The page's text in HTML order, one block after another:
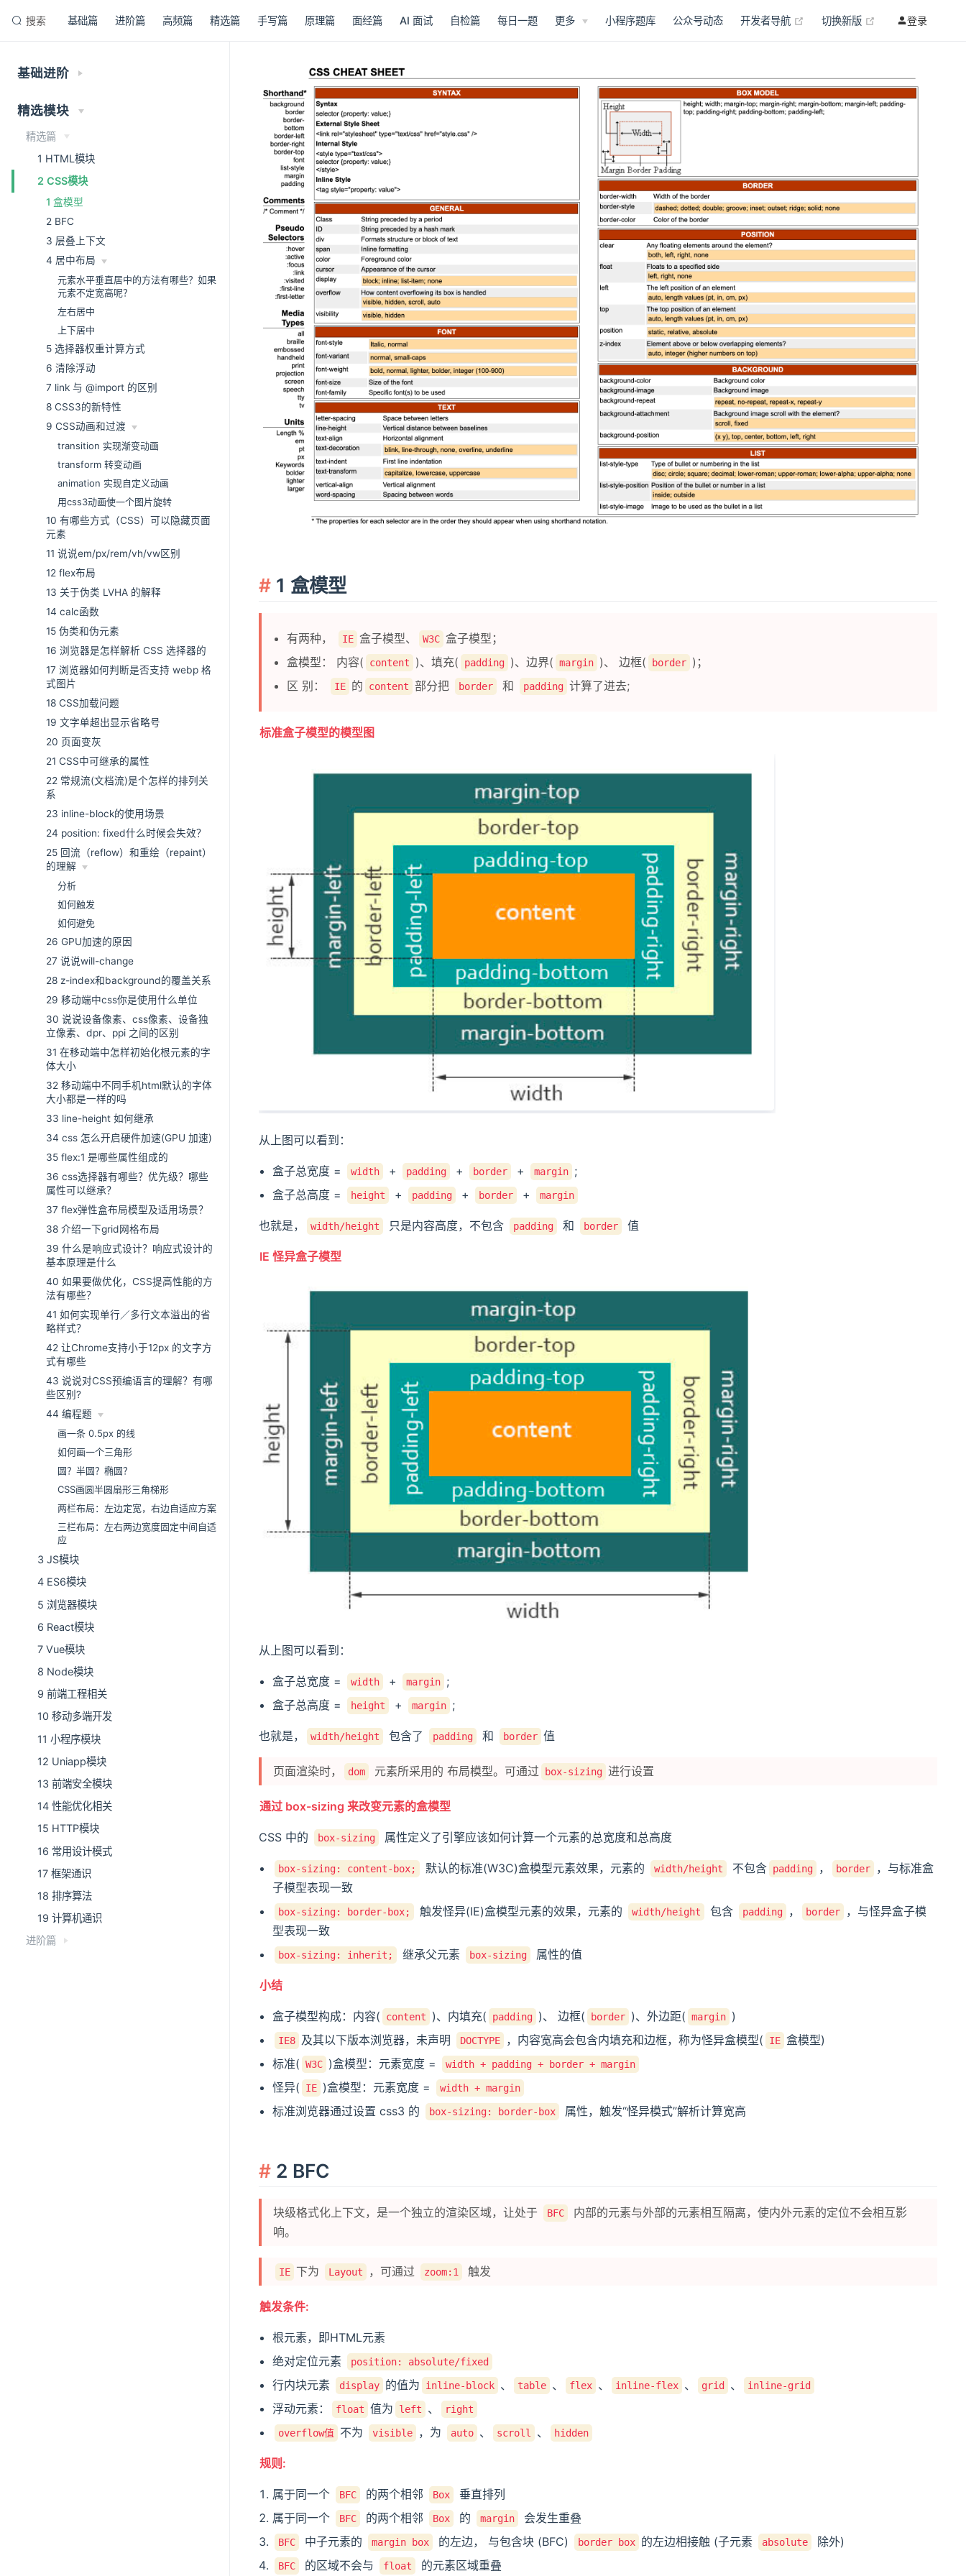
搜索 基础篇 进阶篇 高频篇 精选篇 手写篇 原理篇 面经篇 AI 面试 自检篇 每日一题 更多 小程序题库 公众号动态 开发者导航 (opens new window)
切换新版 (opens new
登录
基础进阶
精选模块
精选篇
1 HTML模块
2 CSS模块
1 盒模型
2 BFC
3 层叠上下文
4 居中布局
元素水平垂直居中的方法有哪些？如果
元素不定宽高呢？
左右居中
上下居中
5 选择器权重计算方式
6 清除浮动
7 link 与 @import 的区别
8 CSS3的新特性
9 CSS动画和过渡
transition 实现渐变动画
transform 转变动画
animation 实现自定义动画
用css3动画使一个图片旋转
10 有哪些方式（CSS）可以隐藏页面
元素
11 说说em/px/rem/vh/vw区别
12 flex布局
13 关于伪类 LVHA 的解释
14 calc函数
15 伪类和伪元素
16 浏览器是怎样解析 CSS 选择器的
17 浏览器如何判断是否支持 webp 格
式图片
18 CSS加载问题
19 文字单超出显示省略号
20 页面变灰
21 CSS中可继承的属性
22 常规流(文档流)是个怎样的排列关
系
23 inline-block的使用场景
24 position: fixed什么时候会失效？
25 回流（reflow）和重绘（repaint）
的理解
分析
如何触发
如何避免
26 GPU加速的原因
27 说说will-change
28 z-index和background的覆盖关系
29 移动端中css你是使用什么单位
30 说说设备像素、css像素、设备独
立像素、dpr、ppi 之间的区别
31 在移动端中怎样初始化根元素的字
体大小
32 移动端中不同手机html默认的字体
大小都是一样的吗
33 line-height 如何继承
34 css 怎么开启硬件加速(GPU 加速)
35 flex:1 是哪些属性组成的
36 css选择器有哪些？优先级？哪些
属性可以继承？
37 flex弹性盒布局模型及适用场景？
38 介绍一下grid网格布局
39 什么是响应式设计？响应式设计的
基本原理是什么
40 如果要做优化，CSS提高性能的方
法有哪些？
41 如何实现单行／多行文本溢出的省
略样式？
42 让Chrome支持小于12px 的文字方
式有哪些
43 说说对CSS预编语言的理解？有哪
些区别?
44 编程题
画一条 0.5px 的线
如何画一个三角形
圆？半圆？椭圆？
CSS画圆半圆扇形三角梯形
两栏布局：左边定宽，右边自适应方案
三栏布局：左右两边宽度固定中间自适
应
3 JS模块
4 ES6模块
5 浏览器模块
6 React模块
7 Vue模块
8 Node模块
9 前端工程相关
10 移动多端开发
11 小程序模块
12 Uniapp模块
13 前端安全模块
14 性能优化相关
15 HTTP模块
16 常用设计模式
17 框架通识
18 排序算法
19 计算机通识
进阶篇
1 盒模型
有两种， IE 盒子模型、 W3C 盒子模型；
盒模型： 内容(
content )、填充( padding )、边界( margin )、 边框( border )；
区 别：
IE 的 content 部分把 border 和 padding 计算了进去;
标准盒子模型的模型图
从上图可以看到：
盒子总宽度 = width + padding + border + margin ;
盒子总高度 =
height + padding + border + margin
也就是， width/height 只是内容高度，不包含 padding 和 border 值
IE 怪异盒子模型
从上图可以看到：
盒子总宽度 = width + margin ;
盒子总高度 =
height + margin ;
也就是， width/height 包含了 padding 和 border 值
页面渲染时， dom 元素所采用的 布局模型。可通过 box-sizing 进行设置
通过 box-sizing 来改变元素的盒模型
CSS 中的 box-sizing 属性定义了引擎应该如何计算一个元素的总宽度和总高度
box-sizing: content-box; 默认的标准(W3C)盒模型元素效果，元素的 width/height 不包含 padding ， border
，与标准盒
子模型表现一致
box-sizing: border-box; 触发怪异(IE)盒模型元素的效果，元素的 width/height 包含 padding ， border
，与怪异盒子模
型表现一致
box-sizing: inherit; 继承父元素 box-sizing 属性的值
小结
盒子模型构成：内容( content )、内填充( padding )、 边框( border )、外边距( margin )
IE8 及其以下版本浏览器，未声明 DOCTYPE ，内容宽高会包含内填充和边框，称为怪异盒模型( IE 盒模型)
标准( W3C )盒模型：元素宽度 = width + padding + border + margin
怪异( IE )盒模型：元素宽度 = width + margin
标准浏览器通过设置 css3 的 box-sizing: border-box 属性，触发“怪异模式”解析计算宽高
2 BFC
块级格式化上下文，是一个独立的渲染区域，让处于 BFC
内部的元素与外部的元素相互隔离，使内外元素的定位不会相互影
响。
IE 下为 Layout ，可通过 zoom:1 触发
触发条件:
根元素，即HTML元素
绝对定位元素
position: absolute/fixed
行内块元素 display 的值为 inline-block 、 table 、 flex 、 inline-flex 、 grid 、 inline-grid
浮动元素： float 值为 left 、 right
overflow值 不为 visible ，为 auto 、 scroll 、 hidden
规则:
属于同一个 BFC 的两个相邻 Box
垂直排列
属于同一个
BFC 的两个相邻 Box 的 margin 会发生重叠
BFC 中子元素的 margin box 的左边， 与包含块 (BFC) border box 的左边相接触 (子元素 absolute 除外)
BFC 的区域不会与 float 的元素区域重叠